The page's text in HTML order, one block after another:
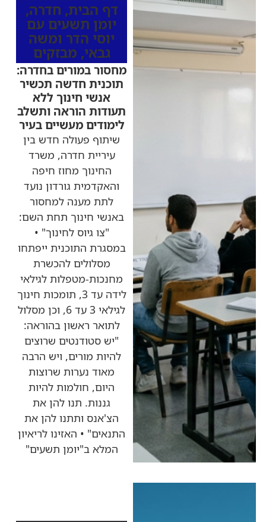
דף הבית, חדרה,
יומן תשעים עם
יוסי הדר ומשה
גבאי, מבזקים
מחסור במורים בחדרה:
תוכנית חדשה תכשיר
אנשי חינוך ללא
תעודות הוראה ותשלב
לימודים מעשיים בעיר
שיתוף פעולה חדש בין
עיריית חדרה, משרד
החינוך מחוז חיפה
והאקדמית גורדון נועד
לתת מענה למחסור
באנשי חינוך תחת השם:
"צו גיוס לחינוך" •
במסגרת התוכנית ייפתחו
מסלולים להכשרת
מחנכות-מטפלות לגילאי
לידה עד 3, תומכות חינוך
לגילאי 3 עד 6, וכן מסלול
לתואר ראשון בהוראה:
"יש סטודנטים שרוצים
להיות מורים, ויש הרבה
מאוד נערות שרוצות
היום, חולמות להיות
גננות. תנו להן את
הצ'אנס ותתנו להן את
התנאים" • האזינו לריאיון
המלא ב"יומן תשעים"